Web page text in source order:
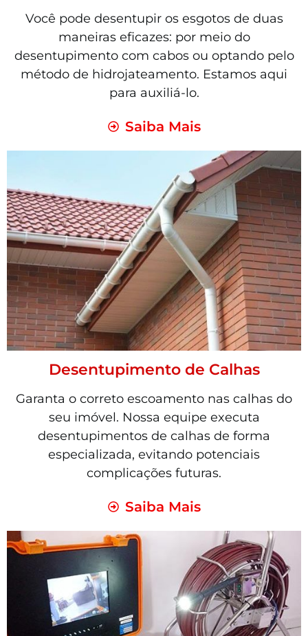
Você pode desentupir os esgotos de duas
maneiras eficazes: por meio do
desentupimento com cabos ou optando pelo
método de hidrojateamento. Estamos aqui
para auxiliá-lo.
Saiba Mais
Desentupimento de Calhas
Garanta o correto escoamento nas calhas do
seu imóvel. Nossa equipe executa
desentupimentos de calhas de forma
especializada, evitando potenciais
complicações futuras.
Saiba Mais